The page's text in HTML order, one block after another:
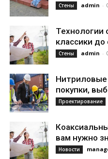
Стены admin -
Технологии
классики
Стены admin -
Нитриловые
покупки,
Проектирование
вам нужно
Новости